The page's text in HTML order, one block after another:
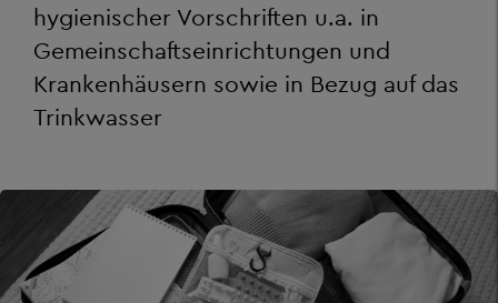
hygienischer Vorschriften u.a. in
Gemeinschaftseinrichtungen und
Krankenhäusern sowie in Bezug auf das
Trinkwasser